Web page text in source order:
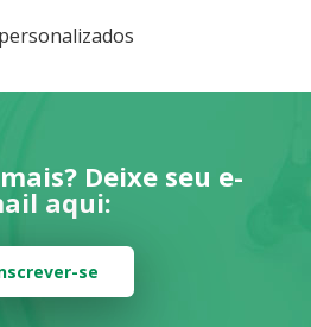
Deixe seu e-
aqui:
se